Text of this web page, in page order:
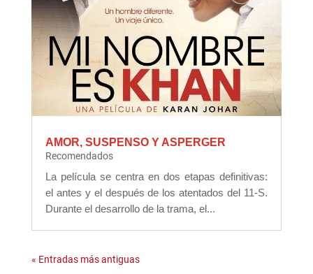
AMOR, SUSPENSO Y ASPERGER
Recomendados
La película se centra en dos etapas definitivas:
el antes y el después de los atentados del 11-S.
Durante el desarrollo de la trama, el...
« Entradas más antiguas